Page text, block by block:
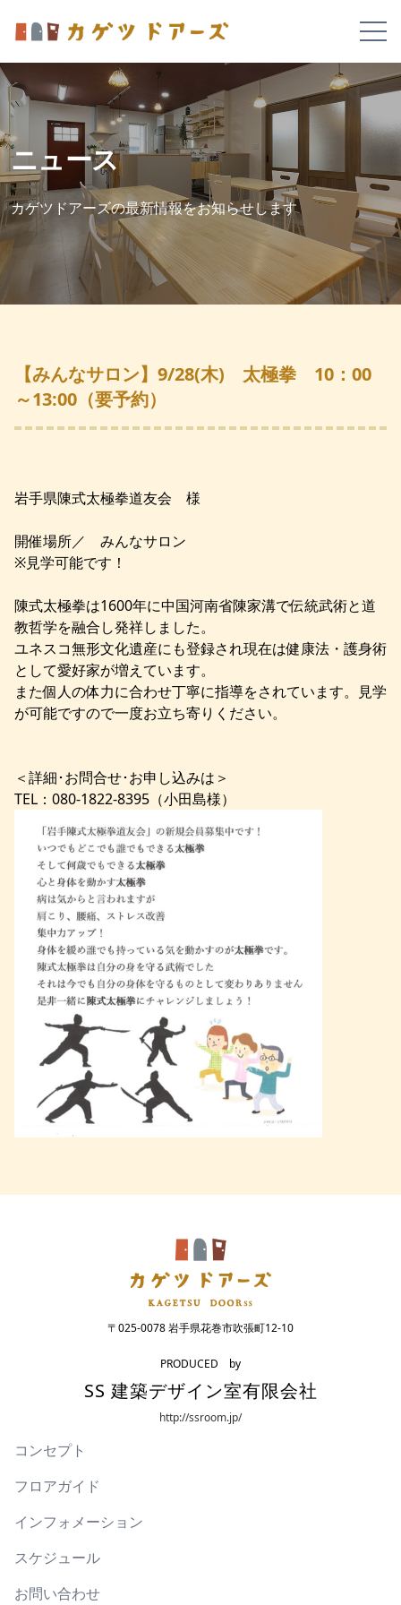
ニュース
カゲツドアーズの最新情報をお知らせします
【みんなサロン】9/28(木) 太極拳 10：00
～13:00（要予約）
岩手県陳式太極拳道友会 様
開催場所／ みんなサロン
※見学可能です！
陳式太極拳は1600年に中国河南省陳家溝で伝統武術と道
教哲学を融合し発祥しました。
ユネスコ無形文化遺産にも登録され現在は健康法・護身術
として愛好家が増えています。
また個人の体力に合わせ丁寧に指導をされています。見学
が可能ですので一度お立ち寄りください。
＜詳細･お問合せ･お申し込みは＞
TEL：080-1822-8395（小田島様）
〒025-0078 岩手県花巻市吹張町12-10
PRODUCED by
SS 建築デザイン室有限会社
http://ssroom.jp/
コンセプト
フロアガイド
インフォメーション
スケジュール
お問い合わせ